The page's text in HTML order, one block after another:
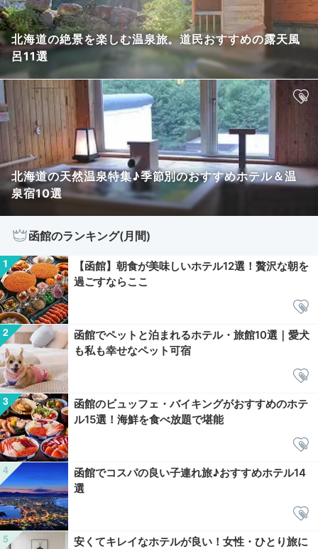
北海道の絶景を楽しむ温泉旅。道民おすすめの露天風
呂11選
北海道の天然温泉特集♪季節別のおすすめホテル＆温
泉宿10選
函館のランキング(月間)
【函館】朝食が美味しいホテル12選！贅沢な朝を
過ごすならここ
函館でペットと泊まれるホテル・旅館10選｜愛犬
も私も幸せなペット可宿
函館のビュッフェ・バイキングがおすすめのホテ
ル15選！海鮮を食べ放題で堪能
函館でコスパの良い子連れ旅♪おすすめホテル14
選
安くてキレイなホテルが良い！女性・ひとり旅に